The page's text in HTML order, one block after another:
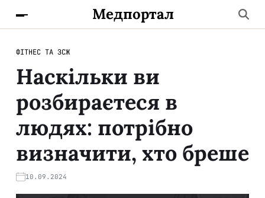
Медпортал
ФІТНЕС ТА ЗСЖ
Наскільки ви
розбираєтеся в
людях: потрібно
визначити, хто бреше
10.09.2024